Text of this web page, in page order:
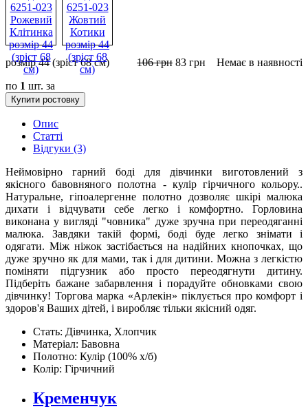
розмір 44 (зріст 68 см) 106грн 83 грн
Немає в наявності
по 1 шт. за
Купити ростовку
Опис
Статті
Відгуки (3)
Неймовірно гарний боді для дівчинки виготовлений з
якісного бавовняного полотна - кулір гірчичного кольору..
Натуральне, гіпоалергенне полотно дозволяє шкірі малюка
дихати і відчувати себе легко і комфортно. Горловина
виконана у вигляді "човника" дуже зручна при переодяганні
малюка. Завдяки такій формі, боді буде легко знімати і
одягати. Між ніжок застібається на надійних кнопочках, що
дуже зручно як для мами, так і для дитини. Можна з легкістю
поміняти підгузник або просто переодягнути дитину.
Підберіть бажане забарвлення і порадуйте обновками свою
дівчинку! Торгова марка «Арлекін» піклується про комфорт і
здоров'я Ваших дітей, і виробляє тільки якісний одяг.
Стать: Дівчинка, Хлопчик
Матеріал: Бавовна
Полотно: Кулір (100% х/б)
Колір: Гірчичний
Кременчук